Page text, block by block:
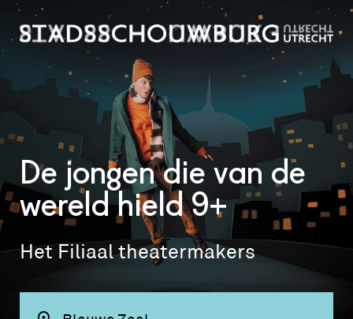
De jongen die van de
wereld hield 9+
Het Filiaal theatermakers